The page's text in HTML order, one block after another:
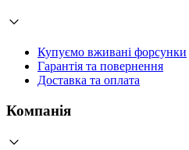
Купуємо вживані форсунки
Гарантія та повернення
Доставка та оплата
Компанія